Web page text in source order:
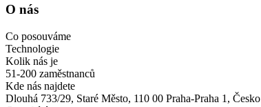
O nás
Co posouváme
Technologie
Kolik nás je
51-200 zaměstnanců
Kde nás najdete
Dlouhá 733/29, Staré Město, 110 00 Praha-Praha 1, Česko